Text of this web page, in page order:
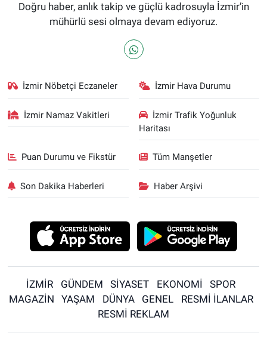
Doğru haber, anlık takip ve güçlü kadrosuyla İzmir’in
mühürlü sesi olmaya devam ediyoruz.
İzmir Nöbetçi Eczaneler İzmir Hava Durumu
İzmir Namaz Vakitleri
İzmir Trafik Yoğunluk
Haritası
Puan Durumu ve Fikstür Tüm Manşetler
Son Dakika Haberleri Haber Arşivi
İZMİR GÜNDEM SİYASET EKONOMİ
SPOR
MAGAZİN
YAŞAM DÜNYA GENEL
RESMİ İLANLAR
RESMİ REKLAM